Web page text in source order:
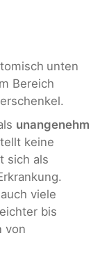
unten
Bereich
unangenehm
keine
sich als
viele
bis
von